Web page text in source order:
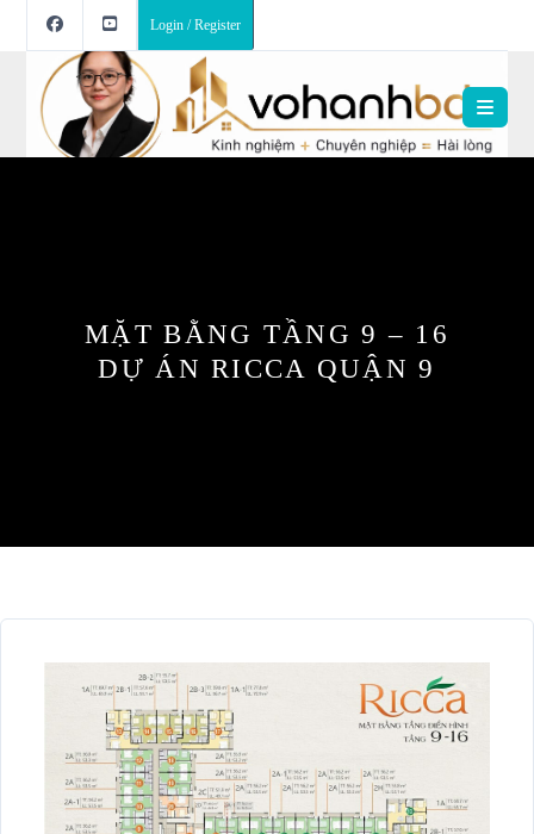
Login / Register
MẶT BẰNG TẦNG 9 – 16
DỰ ÁN RICCA QUẬN 9